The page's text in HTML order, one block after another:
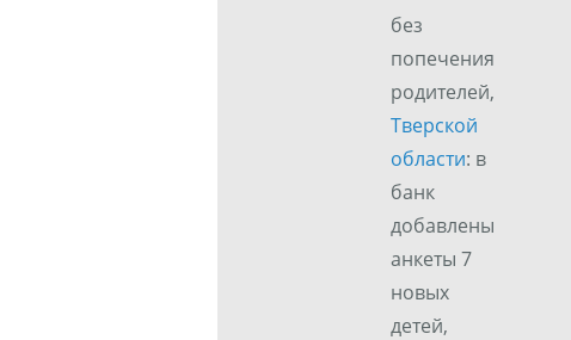
без
попечения
родителей,
Тверской
области: в
банк
добавлены
анкеты 7
новых
детей,